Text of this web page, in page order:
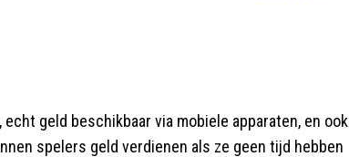
geld beschikbaar via mobiele apparaten, en ook
spelers geld verdienen als ze geen tijd hebben